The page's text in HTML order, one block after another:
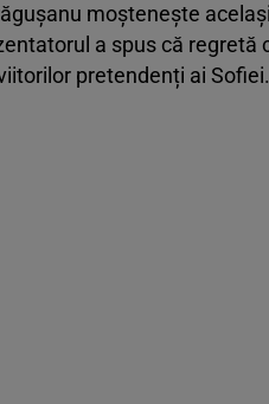
moștenește
a spus că regretă
pretendenți ai Sofiei.